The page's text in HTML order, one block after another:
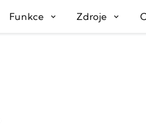
Funkce Zdroje